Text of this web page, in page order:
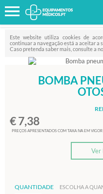
Este website utiliza cookies de
continuar a navegação está a aceitar a
Caso pretenda saber mais, consulte a
BOMBA
€ 7,38
PREÇOS APRESENTADOS COM TAXA IVA EM VIGOR
Ver
QUANTIDADE ESCOLHA A